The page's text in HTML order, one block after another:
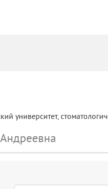
университет,